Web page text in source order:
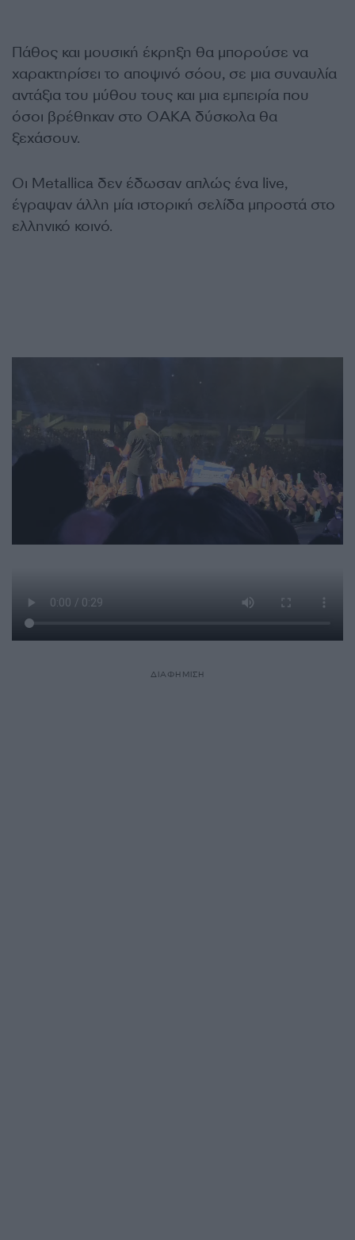
Πάθος και μουσική έκρηξη θα μπορούσε να
χαρακτηρίσει το αποψινό σόου, σε μια συναυλία
αντάξια του μύθου τους και μια εμπειρία που
όσοι βρέθηκαν στο ΟΑΚΑ δύσκολα θα
ξεχάσουν.
Οι Metallica δεν έδωσαν απλώς ένα live,
έγραψαν άλλη μία ιστορική σελίδα μπροστά στο
ελληνικό κοινό.
ΔΙΑΦΗΜΙΣΗ